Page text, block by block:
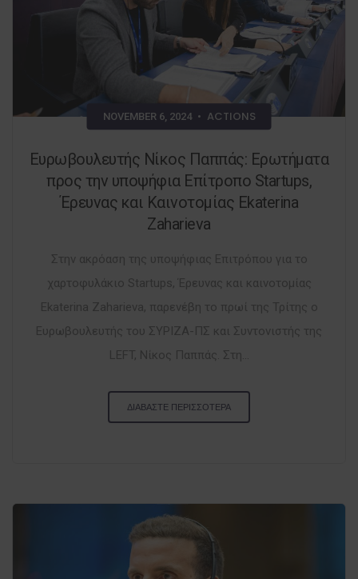
NOVEMBER 6, 2024 • ACTIONS
Ευρωβουλευτής Νίκος Παππάς: Ερωτήματα
προς την υποψήφια Επίτροπο Startups,
Έρευνας και Καινοτομίας Ekaterina
Zaharieva
Στην ακρόαση της υποψήφιας Επιτρόπου για το
χαρτοφυλάκιο Startups, Έρευνας και καινοτομίας
Ekaterina Zaharieva, παρενέβη το πρωί της Τρίτης ο
Ευρωβουλευτής του ΣΥΡΙΖΑ-ΠΣ και Συντονιστής της
LEFT, Νίκος Παππάς. Στη...
ΔΙΑΒΑΣΤΕ ΠΕΡΙΣΣΟΤΕΡΑ